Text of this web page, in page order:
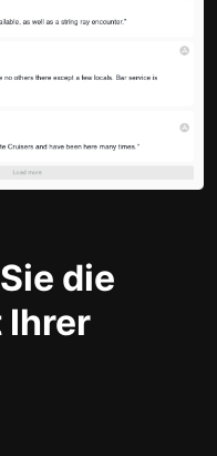
die
Ihrer